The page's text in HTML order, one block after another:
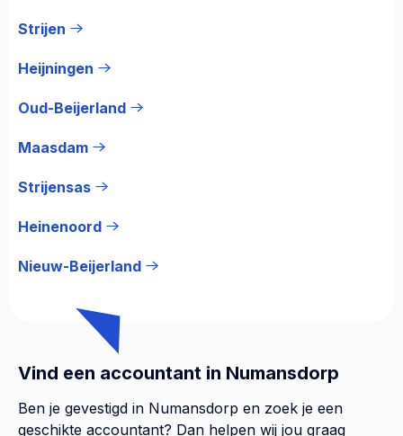
Strijen
Heijningen
Oud-Beijerland
Maasdam
Strijensas
Heinenoord
Nieuw-Beijerland
Vind een accountant in Numansdorp
Ben je gevestigd in Numansdorp en zoek je een
geschikte accountant? Dan helpen wij jou graag